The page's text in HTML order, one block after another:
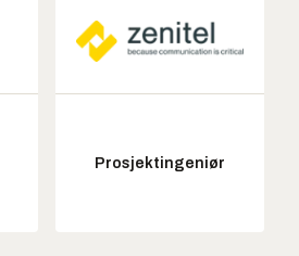
Prosjektingeniør